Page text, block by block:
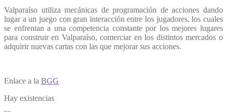
Valparaíso utiliza mecánicas de programación de acciones dando
lugar a un juego con gran interacción entre los jugadores, los cuales
se enfrentan a una competencia constante por los mejores lugares
para construir en Valparaíso, comerciar en los distintos mercados o
adquirir nuevas cartas con las que mejorar sus acciones.
Enlace a la BGG
Hay existencias